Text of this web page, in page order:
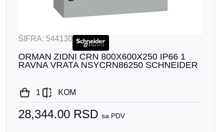
ŠIFRA: 544130
ORMAN ZIDNI CRN 800X600X250 IP66 1
RAVNA VRATA NSYCRN86250 SCHNEIDER
1 KOM
28,344.00 RSD sa PDV